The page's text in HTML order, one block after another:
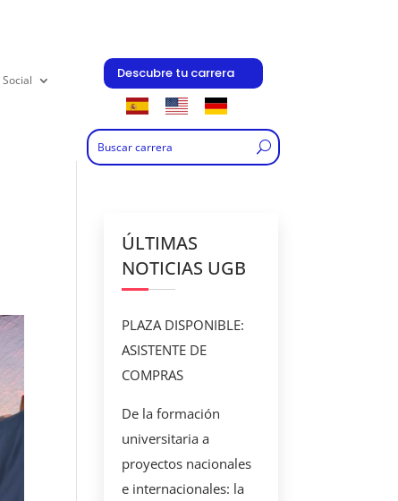
Descubre tu carrera
ÚLTIMAS
NOTICIAS UGB
PLAZA DISPONIBLE:
ASISTENTE DE
COMPRAS
De la formación
universitaria a
proyectos nacionales
e internacionales: la